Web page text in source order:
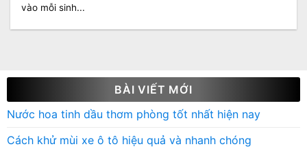
vào mỗi sinh...
BÀI VIẾT MỚI
Nước hoa tinh dầu thơm phòng tốt nhất hiện nay
Cách khử mùi xe ô tô hiệu quả và nhanh chóng